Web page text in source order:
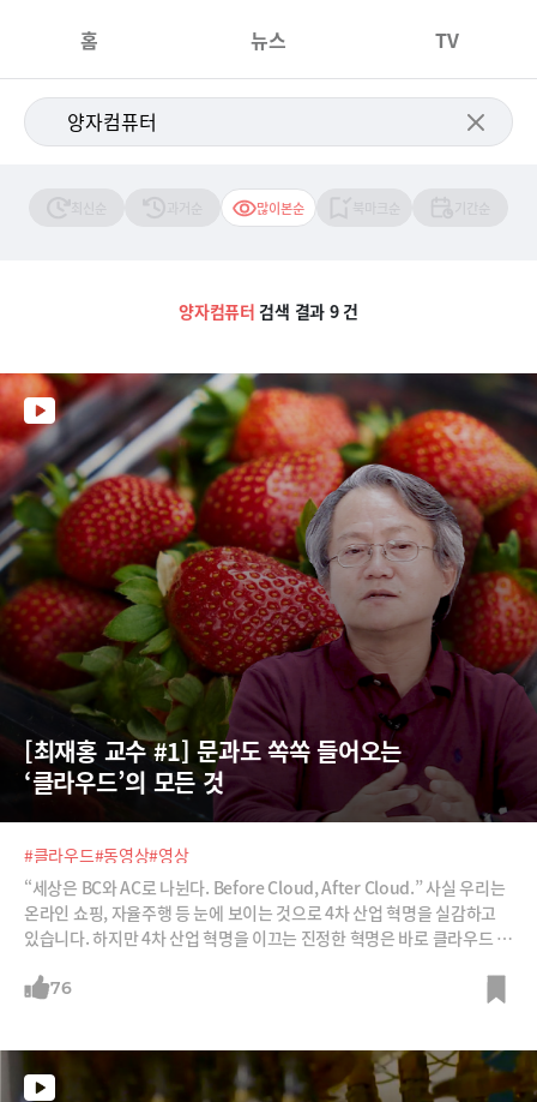
홈 뉴스 TV
많이본순
양자컴퓨터 검색 결과 9 건
[최재홍 교수 #1] 문과도 쏙쏙 들어오는
‘클라우드’의 모든 것
#클라우드#동영상#영상
“세상은 BC와 AC로 나뉜다. Before Cloud, After Cloud.” 사실 우리는
온라인 쇼핑, 자율주행 등 눈에 보이는 것으로 4차 산업 혁명을 실감하고
있습니다. 하지만 4차 산업 혁명을 이끄는 진정한 혁명은 바로 클라우드 혁
대한 손바닥 위에서 구동됩니다. 클라우드 회사가 플랫폼 회사를 종속시키
76